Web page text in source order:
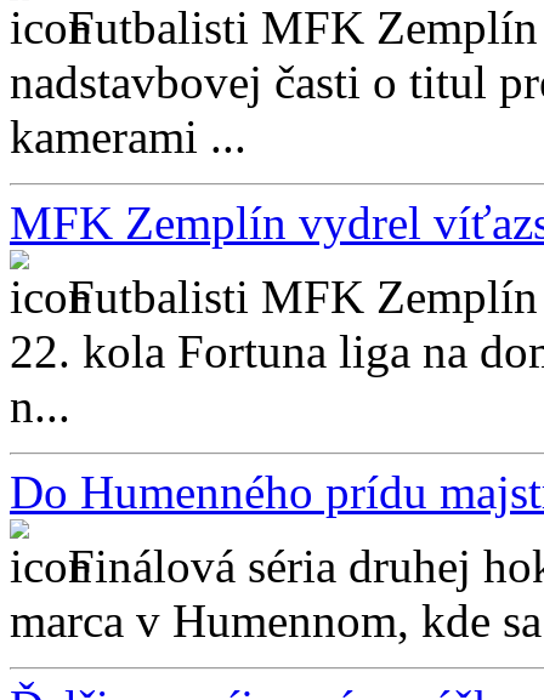
Futbalisti MFK
nadstavbovej časti o titul
kamerami ...
MFK Zemplín vydrel
Futbalisti MFK
22. kola Fortuna liga na
n...
Do Humenného prídu
Finálová séria druhej
marca v Humennom, kde